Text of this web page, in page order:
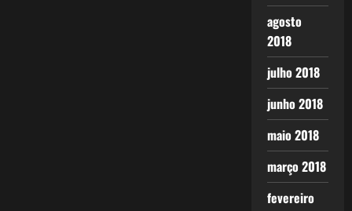
agosto
2018
julho 2018
junho 2018
maio 2018
março 2018
fevereiro